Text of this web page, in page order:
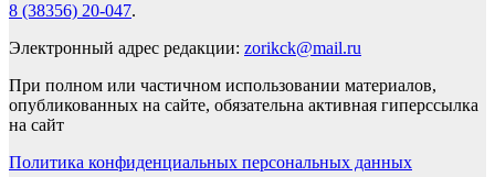
8 (38356) 20-047.
Электронный адрес редакции: zorikck@mail.ru
При полном или частичном использовании материалов,
опубликованных на сайте, обязательна активная гиперссылка
на сайт
Политика конфиденциальных персональных данных